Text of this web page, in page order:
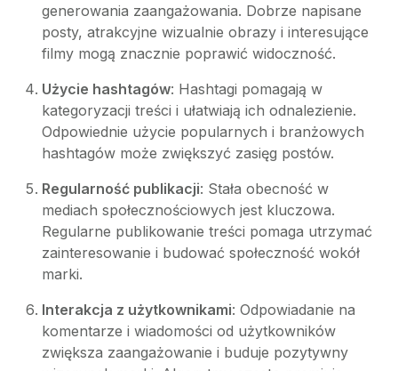
generowania zaangażowania. Dobrze napisane
posty, atrakcyjne wizualnie obrazy i interesujące
filmy mogą znacznie poprawić widoczność.
Użycie hashtagów: Hashtagi pomagają w
kategoryzacji treści i ułatwiają ich odnalezienie.
Odpowiednie użycie popularnych i branżowych
hashtagów może zwiększyć zasięg postów.
Regularność publikacji: Stała obecność w
mediach społecznościowych jest kluczowa.
Regularne publikowanie treści pomaga utrzymać
zainteresowanie i budować społeczność wokół
marki.
Interakcja z użytkownikami: Odpowiadanie na
komentarze i wiadomości od użytkowników
zwiększa zaangażowanie i buduje pozytywny